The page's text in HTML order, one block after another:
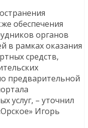
обеспечения
органов
в рамках оказания
средств,
предварительной
услуг, – уточнил
Игорь